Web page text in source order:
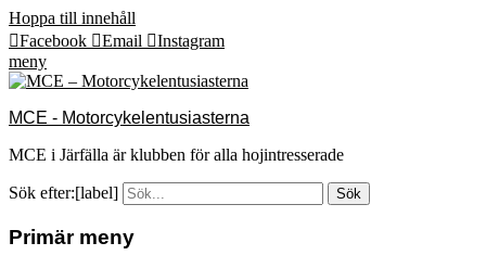
Hoppa till innehåll
Facebook
Email
Instagram
meny
MCE - Motorcykelentusiasterna
MCE i Järfälla är klubben för alla hojintresserade
Sök efter:[label]
Primär meny